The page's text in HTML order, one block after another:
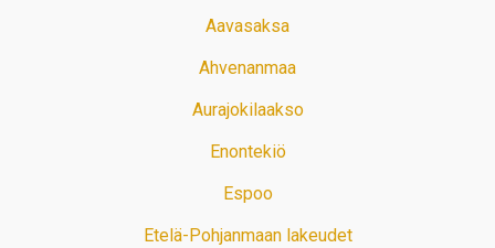
Aavasaksa
Ahvenanmaa
Aurajokilaakso
Enontekiö
Espoo
Etelä-Pohjanmaan lakeudet